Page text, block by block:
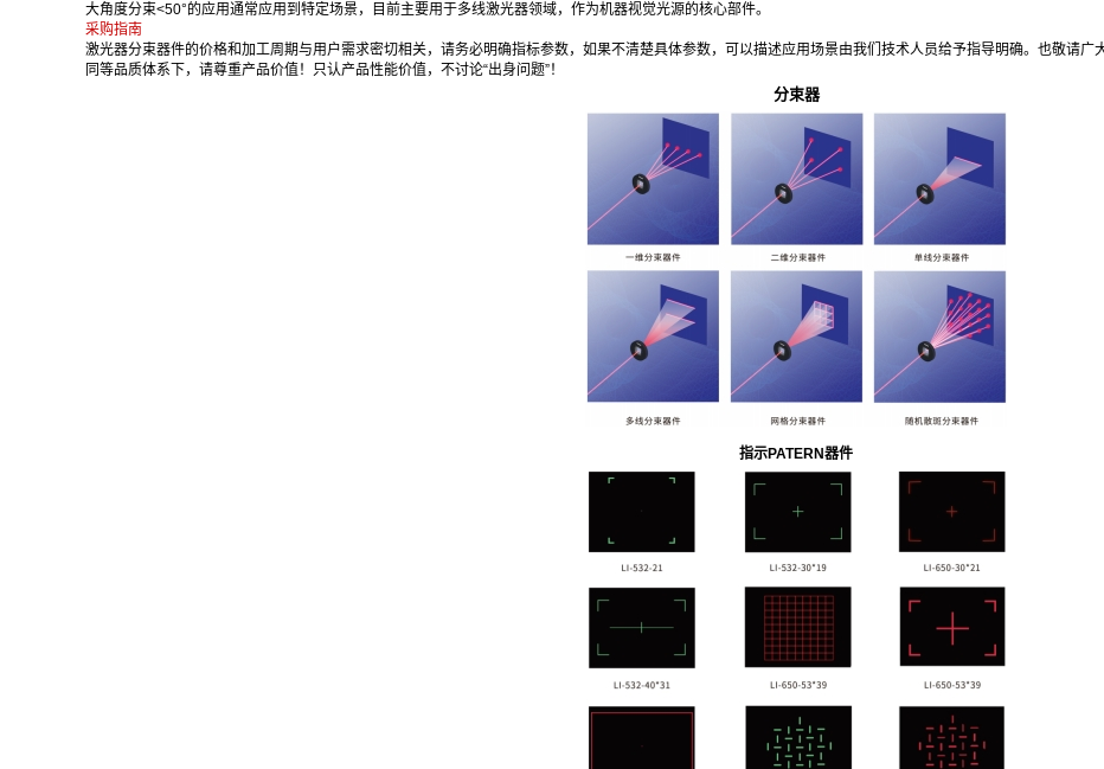
大角度分束<50°的应用通常应用到特定场景，目前主要用于多线激光器领域，作为机器视觉光源的核心部件。
采购指南
激光器分束器件的价格和加工周期与用户需求密切相关，请务必明确指标参数，如果不清楚具体参数，可以描述应用场景由我们技术人员给予指导明确。也敬请广
同等品质体系下，请尊重产品价值！只认产品性能价值，不讨论“出身问题”！
分束器
指示PATERN器件